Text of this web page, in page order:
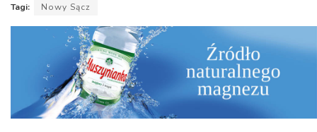
Tagi: Nowy Sącz